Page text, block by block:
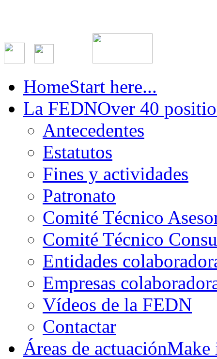
HomeStart here...
La FEDNOver 40
Antecedentes
Estatutos
Fines y actividades
Patronato
Comité Técnico
Comité Técnico
Entidades
Empresas
Vídeos de la FEDN
Contactar
Áreas de actuación